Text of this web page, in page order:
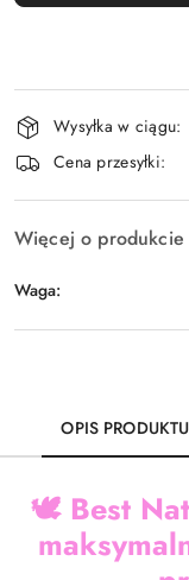
Dostępność
i
dostawa
Wysyłka w ciągu:
Cena przesyłki:
Więcej o produkcie
Waga:
OPIS PRODUKTU
🕊️ Best